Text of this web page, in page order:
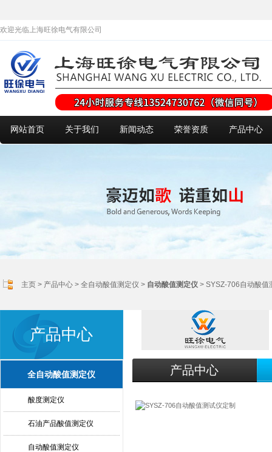
欢迎光临上海旺徐电气有限公司
网站首页 关于我们 新闻动态 荣誉资质 产品中心
主页 > 产品中心 > 全自动酸值测定仪 > 自动酸值测定仪 > SYSZ-706自动酸值
产品中心
全自动酸值测定仪
酸度测定仪
石油产品酸值测定仪
自动酸值测定仪
产品中心